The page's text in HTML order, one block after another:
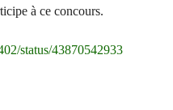
à ce concours.
status/43870542933